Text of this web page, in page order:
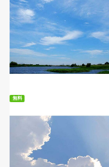
無料ダウンロード
無料